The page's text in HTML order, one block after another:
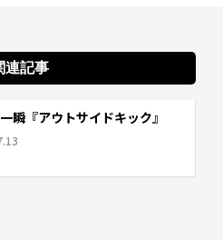
連記事
瞬『アウトサイドキック』